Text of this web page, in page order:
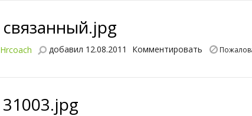
связанный.jpg
Hrcoach добавил 12.08.2011 Комментировать
31003.jpg